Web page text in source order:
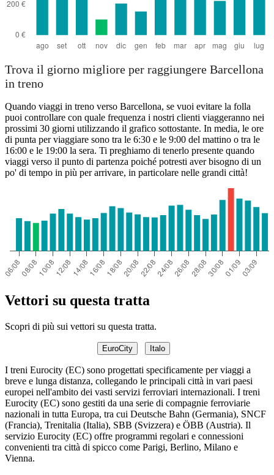
Trova il giorno migliore per raggiungere Barcellona
in treno
Quando viaggi in treno verso Barcellona, se vuoi evitare la folla
puoi controllare con quale frequenza i nostri clienti viaggeranno nei
prossimi 30 giorni utilizzando il grafico sottostante. In media, le ore
di punta per viaggiare sono tra le 6:30 e le 9:00 del mattino o tra le
16:00 e le 19:00 la sera. Ti preghiamo di tenerlo presente quando
viaggi verso il punto di partenza poiché potresti aver bisogno di un
po' di tempo in più per arrivare, in particolare nelle grandi città!
Vettori su questa tratta
Scopri di più sui vettori su questa tratta.
EuroCity Italo
I treni Eurocity (EC) sono progettati specificamente per viaggi a
breve e lunga distanza, collegando le principali città in vari paesi
europei nell'ambito dei vasti servizi ferroviari internazionali. I treni
Eurocity (EC) sono gestiti da una serie di compagnie ferroviarie
nazionali in tutta Europa, tra cui Deutsche Bahn (Germania), SNCF
(Francia), Trenitalia (Italia), SBB (Svizzera) e ÖBB (Austria). Il
servizio Eurocity (EC) offre programmi regolari e connessioni
convenienti tra città di spicco come Parigi, Berlino, Milano e
Vienna.